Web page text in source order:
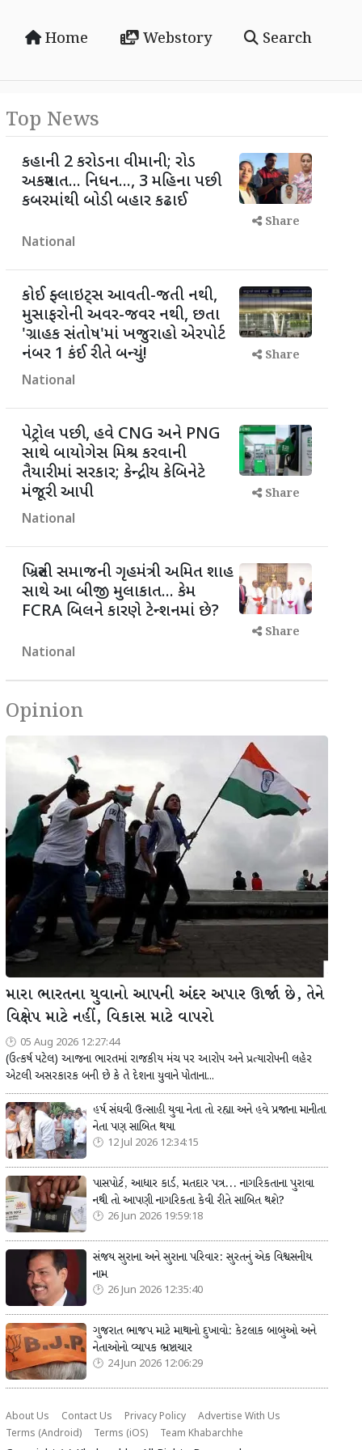
Home Webstory Search
Top News
કહાની 2 કરોડના વીમાની; રોડ
અકસ્માત... નિધન..., 3 મહિના પછી
કબરમાંથી બોડી બહાર કઢાઈ
National
Share
કોઈ ફ્લાઇટ્સ આવતી-જતી નથી,
મુસાફરોની અવર-જવર નથી, છતા
'ગ્રાહક સંતોષ'માં ખજુરાહો એરપોર્ટ
નંબર 1 કંઈ રીતે બન્યું!
National
Share
પેટ્રોલ પછી, હવે CNG અને PNG
સાથે બાયોગેસ મિશ્ર કરવાની
તૈયારીમાં સરકાર; કેન્દ્રીય કેબિનેટે
મંજૂરી આપી
National
Share
ખ્રિસ્તી સમાજની ગૃહમંત્રી અમિત શાહ
સાથે આ બીજી મુલાકાત... કેમ
FCRA બિલને કારણે ટેન્શનમાં છે?
National
Share
Opinion
મારા ભારતના યુવાનો આપની અંદર અપાર ઊર્જા છે, તેને
વિક્ષેપ માટે નહીં, વિકાસ માટે વાપરો
05 Aug 2026 12:27:44
(ઉત્કર્ષ પટેલ) આજના ભારતમાં રાજકીય મંચ પર આરોપ અને પ્રત્યારોપની લહેર
એટલી અસરકારક બની છે કે તે દેશના યુવાને પોતાના...
હર્ષ સંઘવી ઉત્સાહી યુવા નેતા તો રહ્યા અને હવે પ્રજાના માનીતા
નેતા પણ સાબિત થયા
12 Jul 2026 12:34:15
પાસપોર્ટ, આધાર કાર્ડ, મતદાર પત્ર... નાગરિકતાના પુરાવા
નથી તો આપણી નાગરિકતા કેવી રીતે સાબિત થશે?
26 Jun 2026 19:59:18
સંજય સુરાના અને સુરાના પરિવાર: સુરતનું એક વિશ્વસનીય
નામ
26 Jun 2026 12:35:40
ગુજરાત ભાજપ માટે માથાનો દુખાવો: કેટલાક બાબુઓ અને
નેતાઓનો વ્યાપક ભ્રષ્ટાચાર
24 Jun 2026 12:06:29
About Us Contact Us Privacy Policy
Advertise With Us
Terms (Android)
Terms (iOS) Team Khabarchhe